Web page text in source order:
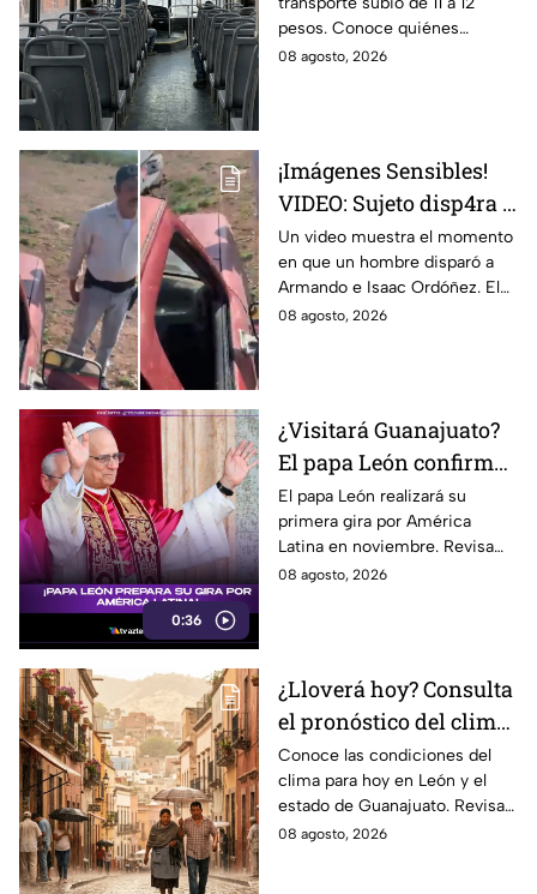
las excepciones
pesos. Conoce quiénes
contarán con tarifa
08 agosto, 2026
¡Imágenes Sensibles!
VIDEO: Sujeto disp4ra a
padre e hijo tras un
conflicto y queda
documentado
Un video muestra el momento
en que un hombre disparó a
Armando e Isaac Ordóñez. El
padre murió y el hijo
08 agosto, 2026
0:36
¿Visitará Guanajuato?
El papa León confirma
su primera gira por
América Latina este
2026
El papa León realizará su
primera gira por América
Latina en noviembre. Revisa
las fechas, países y ciudades
08 agosto, 2026
¿Lloverá hoy? Consulta
el pronóstico del clima
para León y el estado
de Guanajuato este
sábado
Conoce las condiciones del
clima para hoy en León y el
estado de Guanajuato. Revisa
el pronóstico de temperaturas,
08 agosto, 2026